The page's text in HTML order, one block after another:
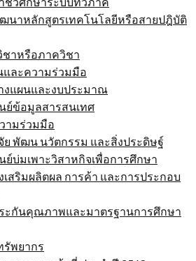
นาหลักสูตรเทคโนโลยีหรือสายปฎิบัติ
าหรือภาควิชา
และความร่วมมือ
งแผนและงบประมาณ
ย์ข้อมูลสารสนเทศ
ามร่วมมือ
ย พัฒน นวัตกรรม และสิ่งประดิษฐ์
ย์บ่มเพาะวิสาหกิจเพื่อการศึกษา
เสริมผลิตผล การค้า และการประกอบ
ะกันคุณภาพและมาตรฐานการศึกษา
รัพยากร